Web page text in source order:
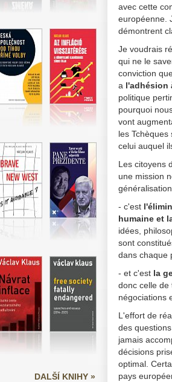
DALŠÍ KNIHY »
avec cette
européenne.
démontrent
Je voudrais
qui ne le
conviction
a l'adhésion
politique
pourquoi
vont
les
celui auquel
Les citoyens
une mission
- c'est
humaine et
idées,
sont
dans chaque
- et c'est la
donc celle de
négociations
L'effort de
des
jamais
décisions
optimal.
pays